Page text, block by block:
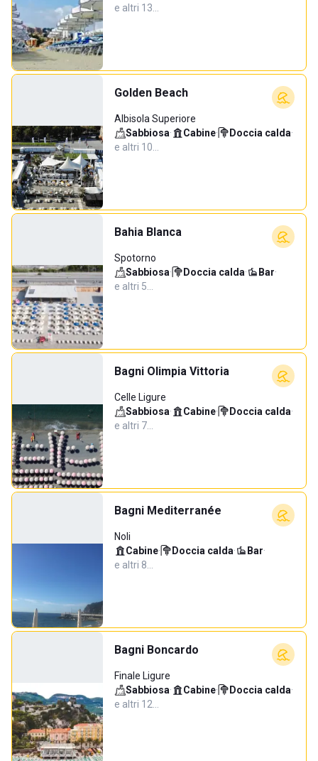
e altri 13…
Golden Beach
Albisola Superiore
Sabbiosa· Cabine· Doccia calda·
e altri 10…
Bahia Blanca
Spotorno
Sabbiosa· Doccia calda· Bar·
e altri 5…
Bagni Olimpia Vittoria
Celle Ligure
Sabbiosa· Cabine· Doccia calda·
e altri 7…
Bagni Mediterranée
Noli
Cabine· Doccia calda· Bar·
e altri 8…
Bagni Boncardo
Finale Ligure
Sabbiosa· Cabine· Doccia calda·
e altri 12…